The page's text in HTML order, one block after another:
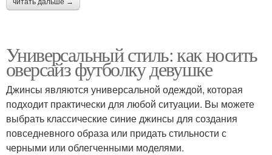
читать дальше →
Универсальный стиль: как носить
оверсайз футболку девушке
Джинсы являются универсальной одеждой, которая
подходит практически для любой ситуации. Вы можете
выбрать классические синие джинсы для создания
повседневного образа или придать стильности с
черными или облегченными моделями.